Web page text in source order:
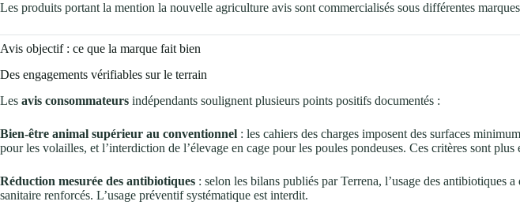
Les produits portant la mention la nouvelle agriculture avis sont commercialisés sous différentes
Avis objectif : ce que la marque fait bien
Des engagements vérifiables sur le terrain
Les avis consommateurs indépendants soulignent plusieurs points positifs documentés :
Bien-être animal supérieur au conventionnel : les cahiers des charges imposent des surfaces
pour les volailles, et l’interdiction de l’élevage en cage pour les poules pondeuses. Ces critères sont
Réduction mesurée des antibiotiques : selon les bilans publiés par Terrena, l’usage des antibiotiques
sanitaire renforcés. L’usage préventif systématique est interdit.